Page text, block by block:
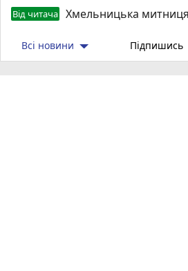
Від читача Хмельницька
Всі новини Підпишись